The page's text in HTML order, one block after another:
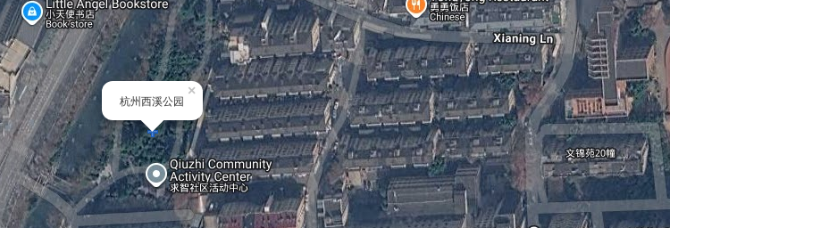
杭州西溪公园
×